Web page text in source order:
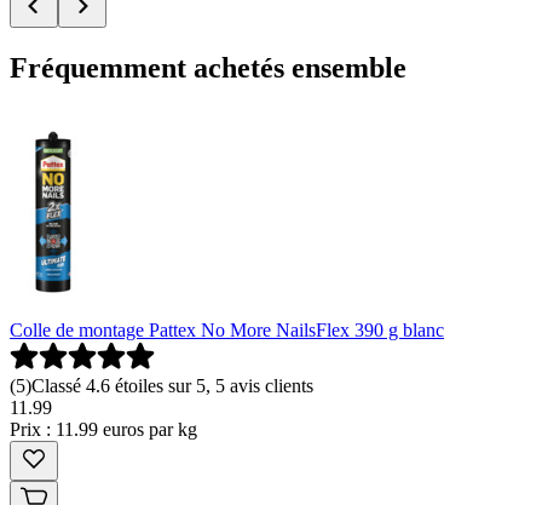
Fréquemment achetés ensemble
Colle de montage Pattex No More NailsFlex 390 g blanc
(5)Classé 4.6 étoiles sur 5, 5 avis clients
11 .99
Prix : 11.99 euros par kg